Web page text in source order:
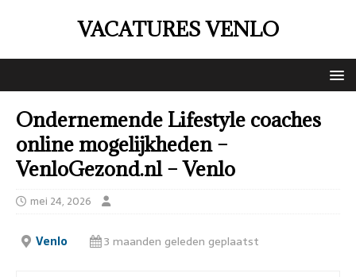
VACATURES VENLO
Ondernemende Lifestyle coaches
online mogelijkheden –
VenloGezond.nl – Venlo
mei 24, 2026
Venlo 3 maanden geleden geplaatst